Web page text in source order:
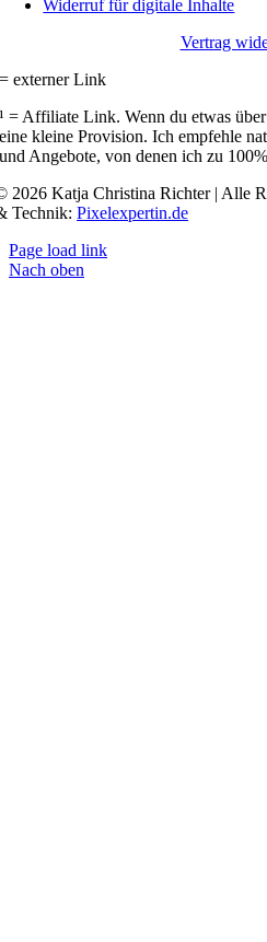
Widerruf für digitale Inhalte
Vertrag
= externer Link
¹ = Affiliate Link. Wenn du etwas
eine kleine Provision. Ich empfehle
und Angebote, von denen ich zu
2026 Katja Christina Richter | Alle
Technik:Pixelexpertin.de
Page load link
Nach oben